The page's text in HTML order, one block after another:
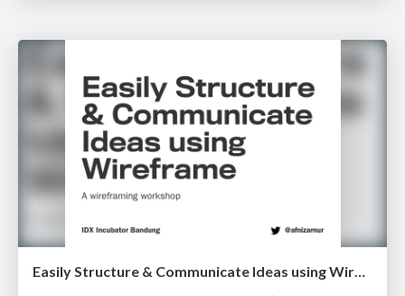
Easily Structure & Communicate Ideas using Wireframe